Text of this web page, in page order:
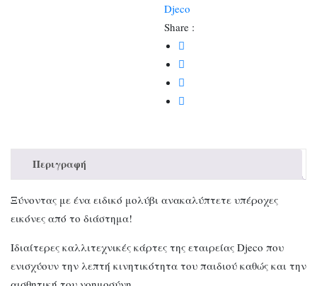
Διάστημα
ποσότητα
Djeco
Share :
Περιγραφή
Ξύνοντας με ένα ειδικό μολύβι ανακαλύπτετε υπέροχες
εικόνες από το διάστημα!
Ιδιαίτερες καλλιτεχνικές κάρτες της εταιρείας Djeco που
ενισχύουν την λεπτή κινητικότητα του παιδιού καθώς και την